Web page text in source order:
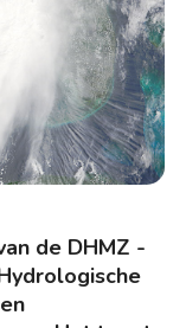
de DHMZ -